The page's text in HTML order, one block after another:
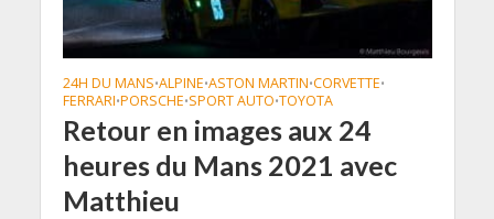
24H DU MANS•ALPINE•ASTON MARTIN•CORVETTE•
FERRARI•PORSCHE•SPORT AUTO•TOYOTA
Retour en images aux 24
heures du Mans 2021 avec
Matthieu